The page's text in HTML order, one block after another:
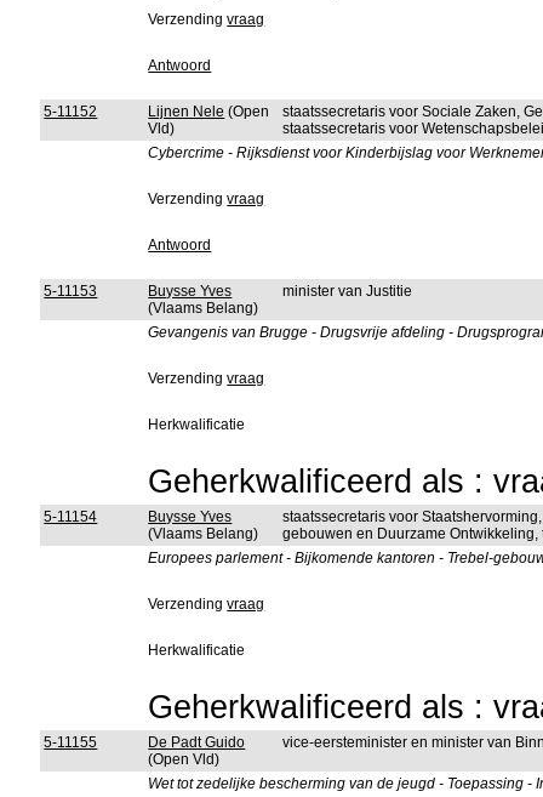
Verzendingvraag
Antwoord
5-11152 Lijnen Nele (Open
Vld)
staatssecretaris voor Sociale Zaken,
staatssecretaris voor
Cybercrime - Rijksdienst voor Kinderbijslag voor
Verzendingvraag
Antwoord
5-11153
Buysse Yves
(Vlaams Belang)
minister van Justitie
Gevangenis van Brugge - Drugsvrije afdeling -
Verzendingvraag
Herkwalificatie
Geherkwalificeerd als :
5-11154
Buysse Yves
(Vlaams Belang)
staatssecretaris voor
gebouwen en Duurzame
Europees parlement - Bijkomende kantoren - Trebel-
Verzendingvraag
Herkwalificatie
Geherkwalificeerd als :
5-11155
De Padt Guido
(Open Vld)
vice-eersteminister en minister van
Wet tot zedelijke bescherming van de jeugd - Toepassing -